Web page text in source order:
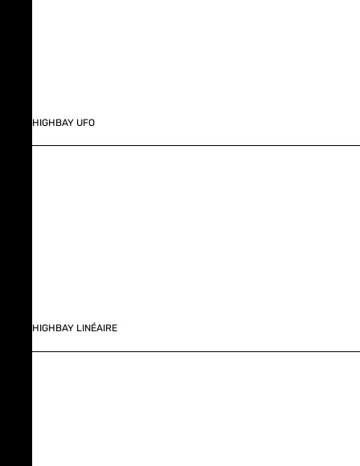
HIGHBAY UFO
HIGHBAY LINÉAIRE